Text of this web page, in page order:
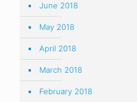
June 2018
May 2018
April 2018
March 2018
February 2018